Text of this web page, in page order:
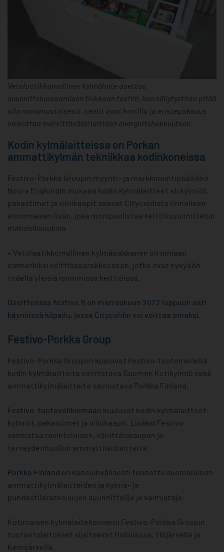
Vetolaatikkomallinen kylmälaite asettaa
suunnitteluosaamisen tiukkaan testiin, kun säilytystilaa pitää
olla monimuotoisesti, sentit ovat kortilla ja eristepaksuus
vaikuttaa merkittävästi laitteen energiatehokkuuteen.
Kodin kylmälaitteissa on Porkan
ammattikylmän tekniikkaa kodinkoneissa
Festivo-Porkka Groupin myynti- ja markkinointipäällikkö
Noora Englundin mukaan kodin kylmälaitteet eli kylmiöt,
pakastimet ja viinikaapit saavat Citycoldista rinnalleen
erinomaisen lisän, joka monipuolistaa keittiösuunnittelun
mahdollisuuksia.
­– Vetolaatikkomallinen kylmäpakkanen on omiaan
esimerkiksi keittiösaarekkeeseen, jotka ovat nykyään
todella yleisiä isommissa keittiöissä.
Osoitteessa festivo.fi on marraskuun 2022 loppuun asti
käynnissä kilpailu, jossa Citycoldin voi voittaa omaksi.
Festivo-Porkka Group
Festivo-Porkka Groupiin kuuluvat Festivo-tuotemerkillä
kodin kylmälaitteita valmistava Suomen Kotikylmiö sekä
ammattikylmälaitteita valmistava Porkka Finland.
Festivo-tuotevalikoimaan kuuluvat kodin kylmälaitteet:
kylmiöt, pakastimet ja viinikaapit. Lisäksi Festivo
valmistaa ravintoloiden, vähittäiskaupan ja
terveydenhuollon ammattilaislaitteita.
Porkka Finland on kansainvälisesti tunnettu suomalainen
ammattikylmälaitteiden ja kylmä- ja
puhdastilaratkaisujen suunnittelija ja valmistaja.
Kotimaisen kylmälaitekonserni Festivo-Porkka Groupin
tuotantolaitokset sijaitsevat Hollolassa, Ylöjärvellä ja
Kemijärvellä.